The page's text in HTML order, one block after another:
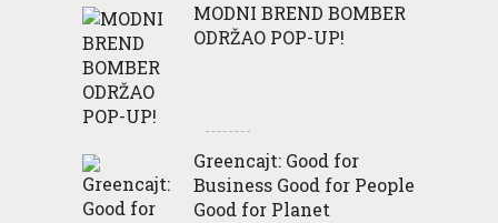
MODNI BREND BOMBER
ODRŽAO POP-UP!
Greencajt: Good for
Business Good for People
Good for Planet